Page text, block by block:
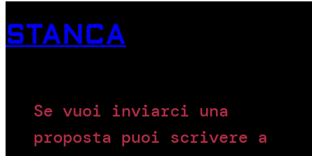
STANCA
Se vuoi inviarci una
proposta puoi scrivere a